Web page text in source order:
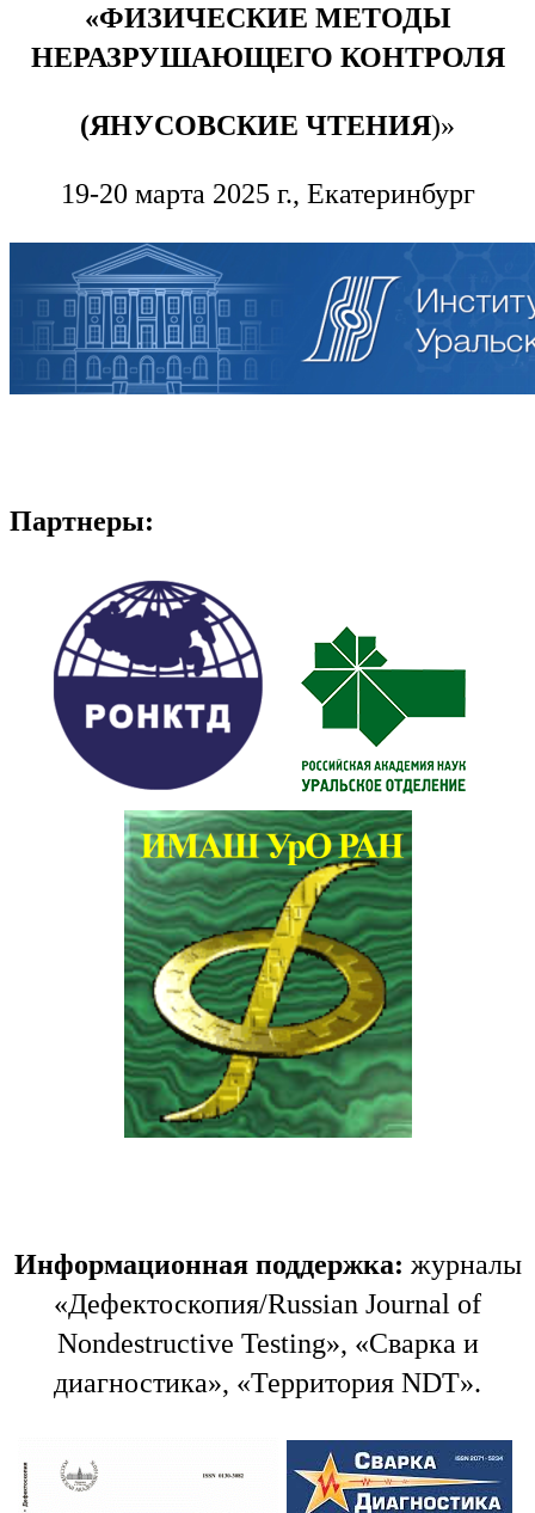
«ФИЗИЧЕСКИЕ МЕТОДЫ
НЕРАЗРУШАЮЩЕГО КОНТРОЛЯ
(ЯНУСОВСКИЕ ЧТЕНИЯ)»
19-20 марта 2025 г., Екатеринбург
Партнеры:
Информационная поддержка: журналы
«Дефектоскопия/Russian Journal of
Nondestructive Testing», «Сварка и
диагностика», «Территория NDT».